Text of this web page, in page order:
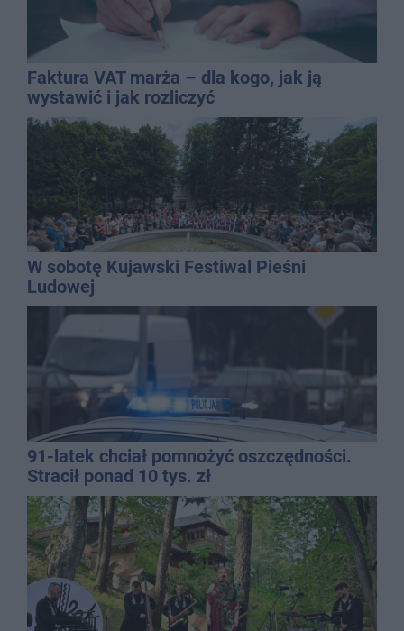
Faktura VAT marża – dla kogo, jak ją
wystawić i jak rozliczyć
W sobotę Kujawski Festiwal Pieśni
Ludowej
91-latek chciał pomnożyć oszczędności.
Stracił ponad 10 tys. zł